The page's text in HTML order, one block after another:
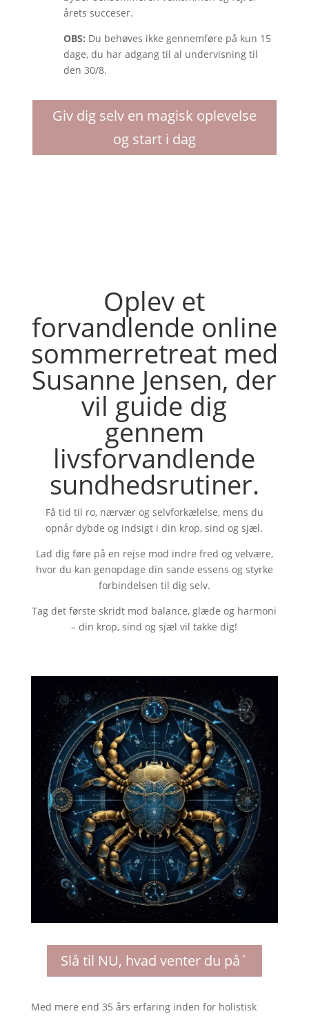
årets succeser.
OBS: Du behøves ikke gennemføre på kun 15
dage, du har adgang til al undervisning til
den 30/8.
Giv dig selv en magisk oplevelse
og start i dag
Oplev et
forvandlende online
sommerretreat med
Susanne Jensen, der
vil guide dig
gennem
livsforvandlende
sundhedsrutiner.
Få tid til ro, nærvær og selvforkælelse, mens du
opnår dybde og indsigt i din krop, sind og sjæl.
Lad dig føre på en rejse mod indre fred og velvære,
hvor du kan genopdage din sande essens og styrke
forbindelsen til dig selv.
Tag det første skridt mod balance, glæde og harmoni
– din krop, sind og sjæl vil takke dig!
Slå til NU, hvad venter du på`
Med mere end 35 års erfaring inden for holistisk